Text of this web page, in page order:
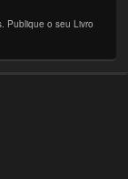
Publique o seu Livro